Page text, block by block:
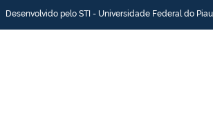
Desenvolvido pelo STI - Universidade Federal do